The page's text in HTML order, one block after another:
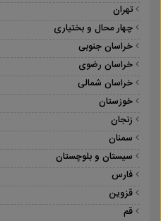
تهران
چهار محال و بختیاری
خراسان جنوبی
خراسان رضوی
خراسان شمالی
خوزستان
زنجان
سمنان
سیستان و بلوچستان
فارس
قزوین
قم